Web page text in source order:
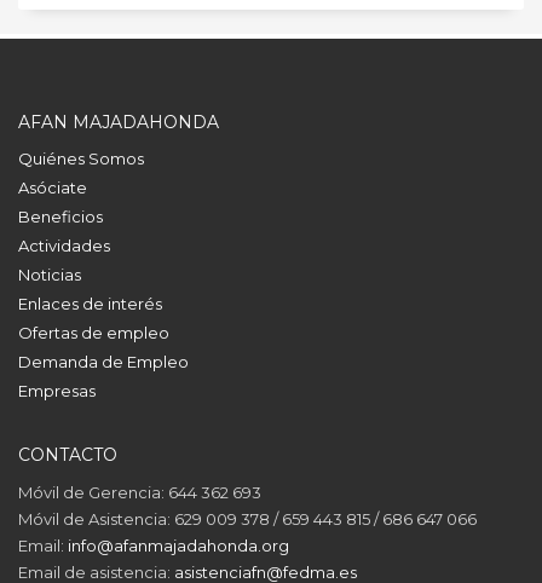
AFAN MAJADAHONDA
Quiénes Somos
Asóciate
Beneficios
Actividades
Noticias
Enlaces de interés
Ofertas de empleo
Demanda de Empleo
Empresas
CONTACTO
Móvil de Gerencia: 644 362 693
Móvil de Asistencia: 629 009 378 / 659 443 815 / 686 647 066
Email: info@afanmajadahonda.org
Email de asistencia: asistenciafn@fedma.es